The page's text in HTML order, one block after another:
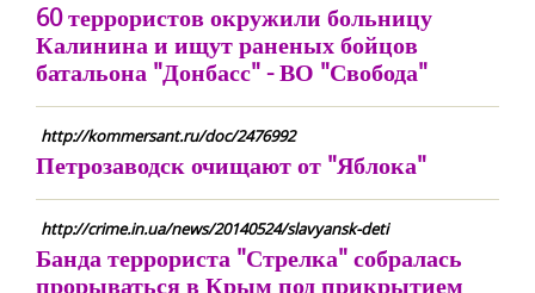
60 террористов окружили больницу
Калинина и ищут раненых бойцов
батальона "Донбасс" - ВО "Свобода"
http://kommersant.ru/doc/2476992
Петрозаводск очищают от "Яблока"
http://crime.in.ua/news/20140524/slavyansk-deti
Банда террориста "Стрелка" собралась
прорываться в Крым под прикрытием